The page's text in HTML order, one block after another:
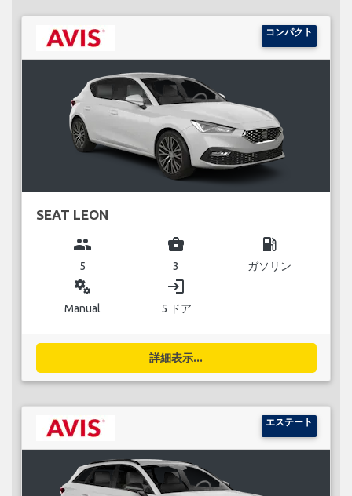
コンパクト
SEAT LEON
group
5
business_center
3
local_gas_station
ガソリン
miscellaneous_services
Manual
login
5 ドア
詳細表示...
エステート